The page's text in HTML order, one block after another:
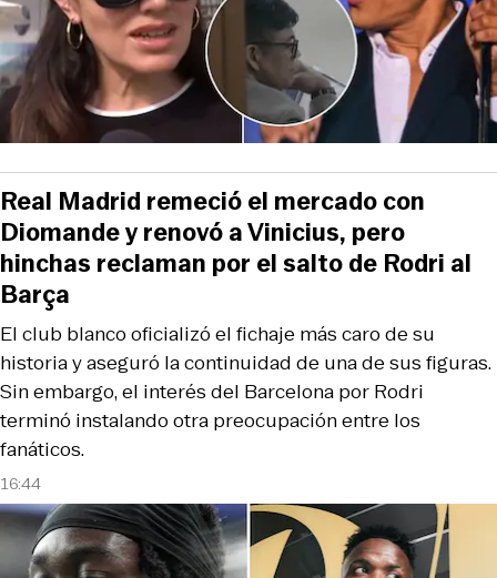
16:44
El club blanco oficializó el fichaje más caro de su
historia y aseguró la continuidad de una de sus figuras.
Sin embargo, el interés del Barcelona por Rodri
terminó instalando otra preocupación entre los
fanáticos.
Real Madrid remeció el mercado con
Diomande y renovó a Vinicius, pero
hinchas reclaman por el salto de Rodri al
Barça